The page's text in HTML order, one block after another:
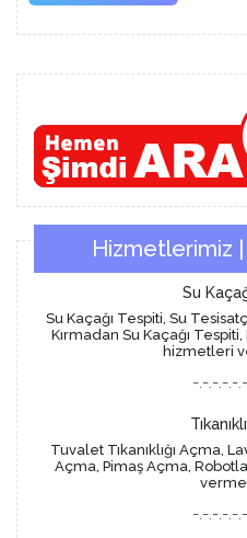
Hizmetlerimiz
Su
Su Kaçağı Tespiti, Su
Kırmadan Su Kaçağı Tespiti,
hizmetleri
-.-.-.-.-
Tuvalet Tıkanıklığı Açma,
Açma, Pimaş Açma,
-.-.-.-.-